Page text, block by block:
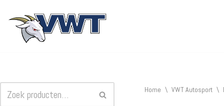
Ga
Home \ VWT Autosport \